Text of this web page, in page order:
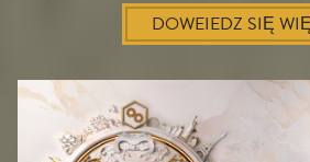
DOWEIEDZ SIĘ